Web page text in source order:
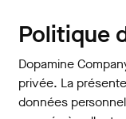
Politique
Dopamine
privée. La
données